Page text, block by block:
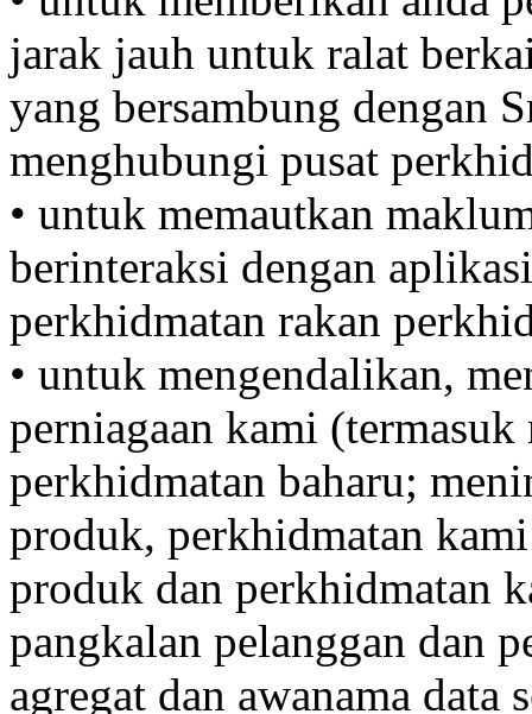
jarak jauh untuk ralat
yang bersambung dengan
menghubungi pusat
• untuk memautkan
berinteraksi dengan
perkhidmatan rakan
• untuk mengendalikan,
perniagaan kami
perkhidmatan baharu;
produk, perkhidmatan
produk dan perkhidmatan
pangkalan pelanggan dan
agregat dan awanama data